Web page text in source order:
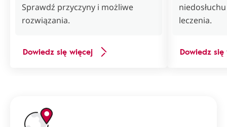
Sprawdź przyczyny i możliwe
rozwiązania.
Dowiedz się więcej
leczenia.
Dowiedz